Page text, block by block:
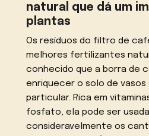
natural que dá um
plantas
Os resíduos do filtro de
melhores fertilizantes
conhecido que a borra de
enriquecer o solo de vasos
particular. Rica em
fosfato, ela pode ser
consideravelmente os